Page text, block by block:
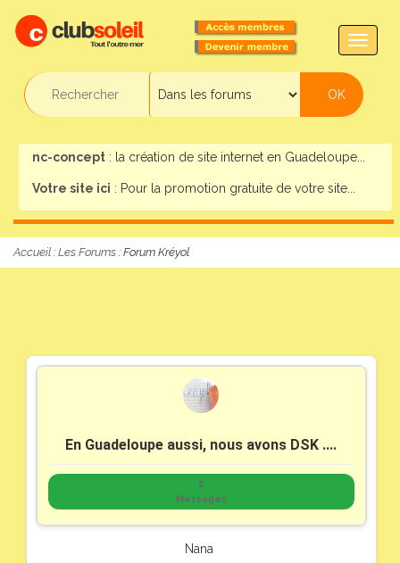
nc-concept : la création de site internet en Guadeloupe...
Votre site ici : Pour la promotion gratuite de votre site...
Accueil : Les Forums : Forum Kréyol
En Guadeloupe aussi, nous avons DSK ....
1
Messages
Nana